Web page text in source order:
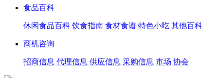
食品百科
休闲食品百科 饮食指南 食材食谱 特色小吃 其他百科
商机咨询
招商信息 代理信息 供应信息 采购信息 市场 协会